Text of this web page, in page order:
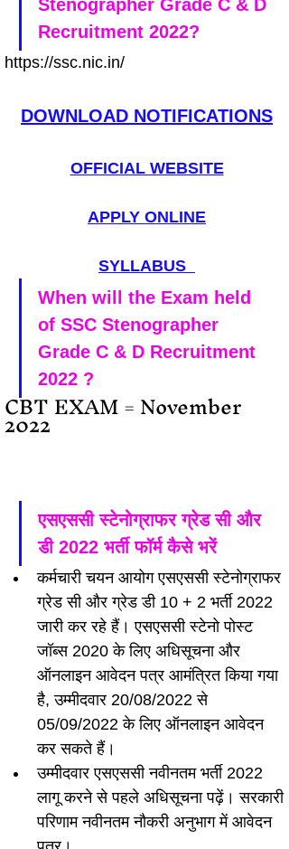
Stenographer Grade C & D
Recruitment 2022?
https://ssc.nic.in/
DOWNLOAD NOTIFICATIONS
OFFICIAL WEBSITE
APPLY ONLINE
SYLLABUS
When will the Exam held
of SSC Stenographer
Grade C & D Recruitment
2022 ?
CBT EXAM = November
2022
एसएससी स्टेनोग्राफर ग्रेड सी और
डी 2022 भर्ती फॉर्म कैसे भरें
कर्मचारी चयन आयोग एसएससी स्टेनोग्राफर
ग्रेड सी और ग्रेड डी 10 + 2 भर्ती 2022
जारी कर रहे हैं। एसएससी स्टेनो पोस्ट
जॉब्स 2020 के लिए अधिसूचना और
ऑनलाइन आवेदन पत्र आमंत्रित किया गया
है, उम्मीदवार 20/08/2022 से
05/09/2022 के लिए ऑनलाइन आवेदन
कर सकते हैं।
उम्मीदवार एसएससी नवीनतम भर्ती 2022
लागू करने से पहले अधिसूचना पढ़ें। सरकारी
परिणाम नवीनतम नौकरी अनुभाग में आवेदन